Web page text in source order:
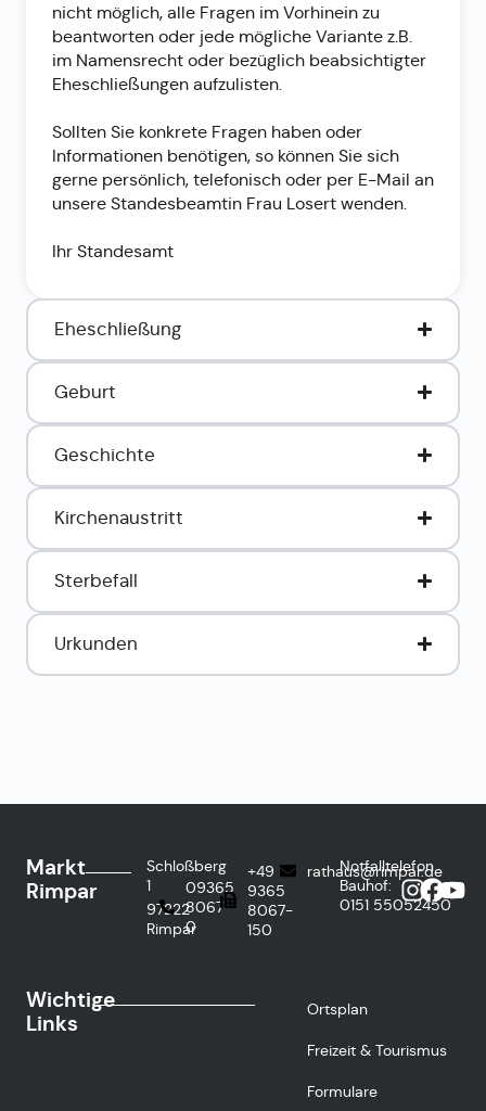
nicht möglich, alle Fragen im Vorhinein zu
beantworten oder jede mögliche Variante z.B.
im Namensrecht oder bezüglich beabsichtigter
Eheschließungen aufzulisten.
Sollten Sie konkrete Fragen haben oder
Informationen benötigen, so können Sie sich
gerne persönlich, telefonisch oder per E-Mail an
unsere Standesbeamtin Frau Losert wenden.
Ihr Standesamt
Eheschließung
Geburt
Geschichte
Kirchenaustritt
Sterbefall
Urkunden
Markt
Rimpar
Schloßberg
1
97222
Rimpar
09365
8067-
0
+49
9365
8067-
150
rathaus@rimpar.de
Notfalltelefon
Bauhof:
0151 55052450
Wichtige
Links
Ortsplan
Freizeit & Tourismus
Formulare